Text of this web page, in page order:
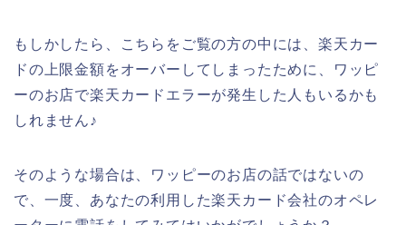
もしかしたら、こちらをご覧の方の中には、楽天カー
ドの上限金額をオーバーしてしまったために、ワッピ
ーのお店で楽天カードエラーが発生した人もいるかも
しれません♪
そのような場合は、ワッピーのお店の話ではないの
で、一度、あなたの利用した楽天カード会社のオペレ